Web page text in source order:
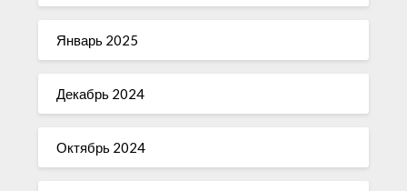
Январь 2025
Декабрь 2024
Октябрь 2024